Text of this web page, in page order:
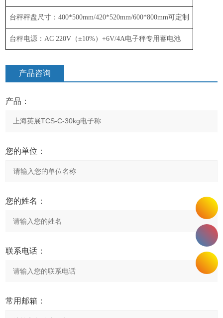
台秤秤盘尺寸：400*500mm/420*520mm/600*800mm可定制
台秤电源：AC 220V （±10%）+6V/4A电子秤专用蓄电池
产品咨询
产品：
您的单位：
您的姓名：
联系电话：
常用邮箱：